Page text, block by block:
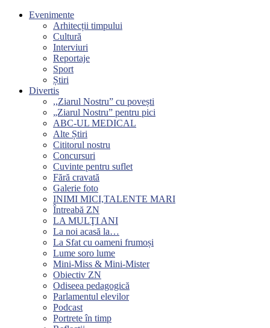
Evenimente
Arhitecții timpului
Cultură
Interviuri
Reportaje
Sport
Știri
Divertis
,,Ziarul Nostru” cu povești
„Ziarul Nostru” pentru pici
ABC-UL MEDICAL
Alte Știri
Cititorul nostru
Concursuri
Cuvinte pentru suflet
Fără cravată
Galerie foto
INIMI MICI,TALENTE MARI
Întreabă ZN
LA MULŢI ANI
La noi acasă la…
La Sfat cu oameni frumoși
Lume soro lume
Mini-Miss & Mini-Mister
Obiectiv ZN
Odiseea pedagogică
Parlamentul elevilor
Podcast
Portrete în timp